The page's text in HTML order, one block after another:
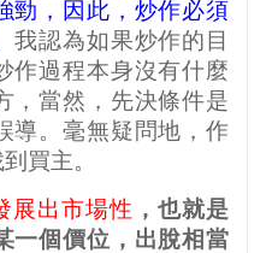
勁，因此，炒作必須
我認為如果炒作的目
作過程本身沒有什麼
，當然，先決條件是
導。毫無疑問地，作
買主。
展出市場性 ，也就是
一個價位，出脫相當